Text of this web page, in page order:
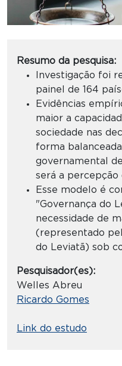
Resumo da pesquisa:
Investigação foi
painel de 164
Evidências
maior a
sociedade nas
forma
governamental
será a percepção
Esse modelo é
"Governança do
necessidade de
(representado
do Leviatã) sob
Pesquisador(es):
Welles Abreu
Ricardo Gomes
Link do estudo